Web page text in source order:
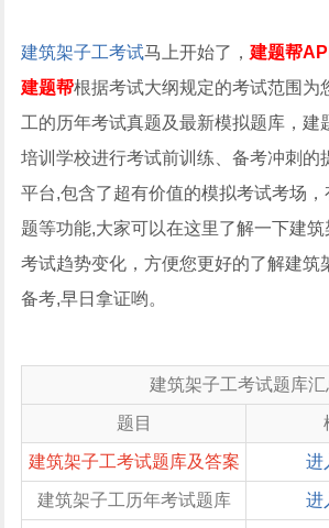
建筑架子工考试马上开始了，建题帮
建题帮根据考试大纲规定的考试范围为
工的历年考试真题及最新模拟题库，建
培训学校进行考试前训练、备考冲刺的
平台,包含了超有价值的模拟考试考场
题等功能,大家可以在这里了解一下建筑
考试趋势变化，方便您更好的了解建筑
备考,早日拿证哟。
建筑架子工考试题库汇
题目
建筑架子工考试题库及答案 进
建筑架子工历年考试题库 进